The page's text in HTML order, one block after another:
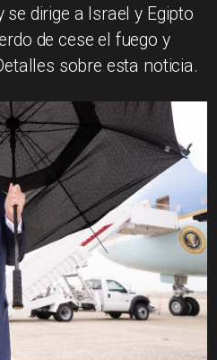
dirige a Israel y Egipto
de cese el fuego y
sobre esta noticia.